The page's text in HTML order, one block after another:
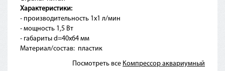
Характеристики:
- производительность 1х1 л/мин
- мощность 1,5 Вт
- габариты d=40х64 мм
Материал/состав: пластик
Посмотреть все Компрессор аквариумный